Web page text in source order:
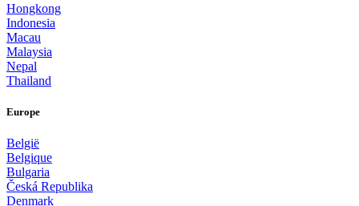
Hongkong
Indonesia
Macau
Malaysia
Nepal
Thailand
Europe
België
Belgique
Bulgaria
Česká Republika
Denmark